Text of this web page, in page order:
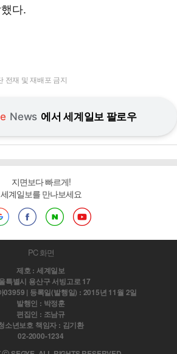
다.
전재 및 재배포 금지
e News 에서 세계일보 팔로우
지면보다 빠르게!
세계일보를 만나보세요
PC 화면
제호 : 세계일보
특별시 용산구 서빙고로 17
03959 | 등록일(발행일) : 2015년 11월 2일
발행인 : 박정훈
편집인 : 조남규
소년보호 책임자 : 김기환
02-2000-1234